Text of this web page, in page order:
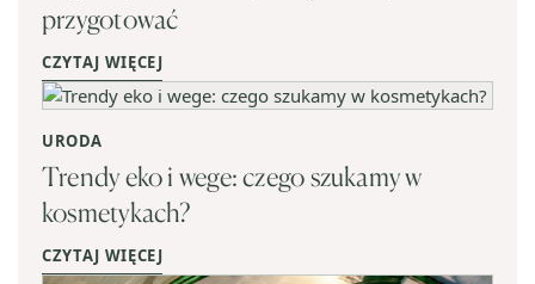
przygotować
CZYTAJ WIĘCEJ
URODA
Trendy eko i wege: czego szukamy w
kosmetykach?
CZYTAJ WIĘCEJ